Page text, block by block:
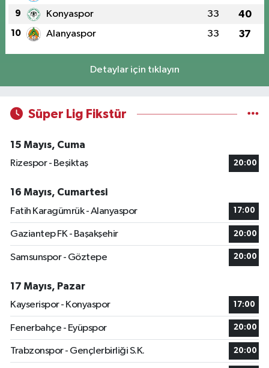
9 Konyaspor 33 40
10 Alanyaspor 33 37
Detaylar için tıklayın
Süper Lig Fikstür
15 Mayıs, Cuma
Rizespor - Beşiktaş
20:00
16 Mayıs, Cumartesi
Fatih Karagümrük - Alanyaspor
17:00
Gaziantep FK - Başakşehir 20:00
Samsunspor - Göztepe 20:00
17 Mayıs, Pazar
Kayserispor - Konyaspor
17:00
Fenerbahçe - Eyüpspor 20:00
Trabzonspor - Gençlerbirliği S.K. 20:00